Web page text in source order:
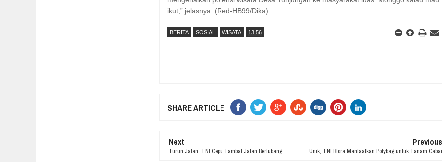
ikut,” jelasnya. (Red-HB99/Dika).
BERITA SOSIAL WISATA 13:56
SHARE ARTICLE
Next
Turun Jalan, TNI Cepu Tambal Jalan Berlubang
Previous
Unik, TNI Blora Manfaatkan Polybag untuk Tanam Cabai